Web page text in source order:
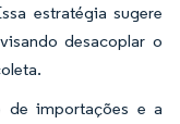
estratégia sugere
desacoplar o
de importações e a